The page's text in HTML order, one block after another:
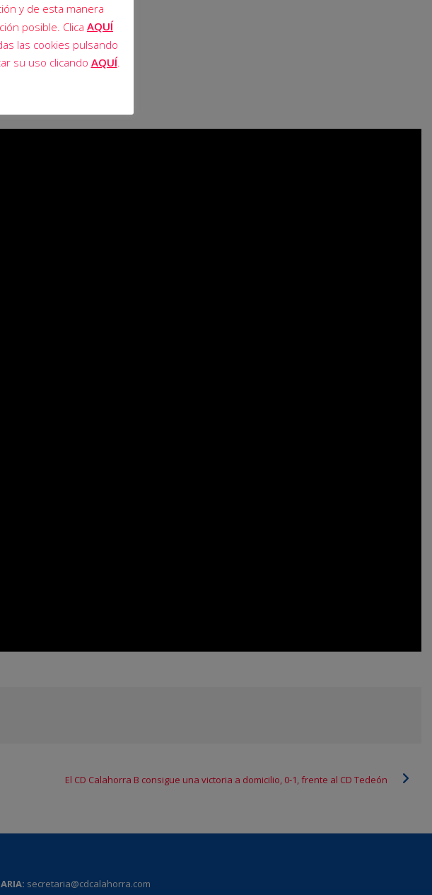
El CD Calahorra B consigue una victoria a domicilio, 0-1, frente al CD Tedeón
secretaria@cdcalahorra.com
y de esta manera
posible. Clica AQUÍ
las cookies pulsando
su uso clicando AQUÍ.